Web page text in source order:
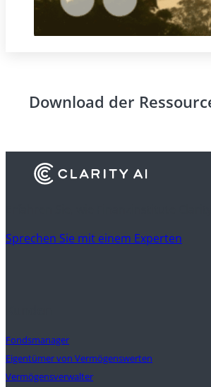
Download der
Erfahren Sie, wie Finanzinstitute
Sprechen Sie mit einem Experten
Fondsmanager
Eigentümer von Vermögenswerten
Vermögensverwalter